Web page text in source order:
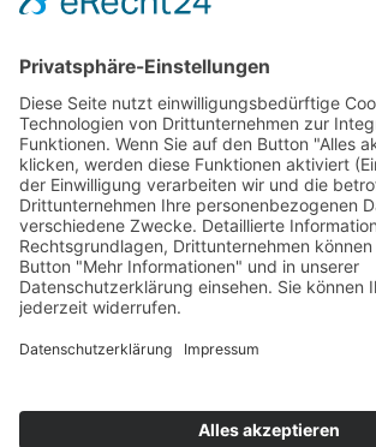
Bärbel Bas
Mitglied des Deutschen Bundestages
Presse & Downloads
Pressemitteilungen
Pressefotos
BASis Info
Newsletter-Abo
Rechenschaftsflyer
Kontakt